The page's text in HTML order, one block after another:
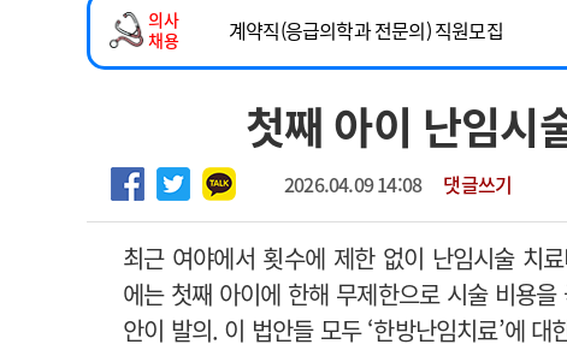
인포메이션 행정처분 판례
회사소개 법적고지
의사
채용
계약직(응급의학과 전문의) 직원모집
하반기 전공의(레지던트1년차) 모집
2026년 하반기 인턴 모집
마취통증의학과 임기제 임상의사 채용
첫째 아이 난임시
2026.04.09 14:08 댓글쓰기
최근 여야에서 횟수에 제한 없이 난임시술 치
에는 첫째 아이에 한해 무제한으로 시술 비용
안이 발의. 이 법안들 모두 ‘한방난임치료’에